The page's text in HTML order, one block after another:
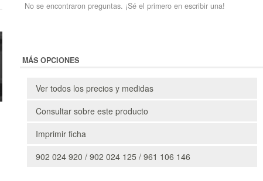
No se encontraron preguntas. ¡Sé el primero en escribir una!
MÁS OPCIONES
Ver todos los precios y medidas
Consultar sobre este producto
Imprimir ficha
902 024 920 / 902 024 125 / 961 106 146